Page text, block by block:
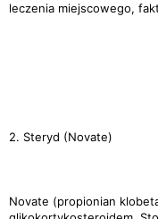
leczenia miejscowego,
2. Steryd (Novate)
Novate (propionian